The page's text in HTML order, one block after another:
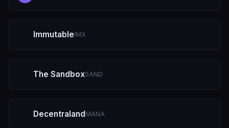
ImmutableIMX
The SandboxSAND
DecentralandMANA